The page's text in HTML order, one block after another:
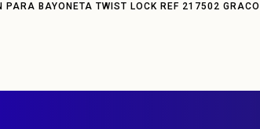
PARA BAYONETA TWIST LOCK REF 217502 GRACO